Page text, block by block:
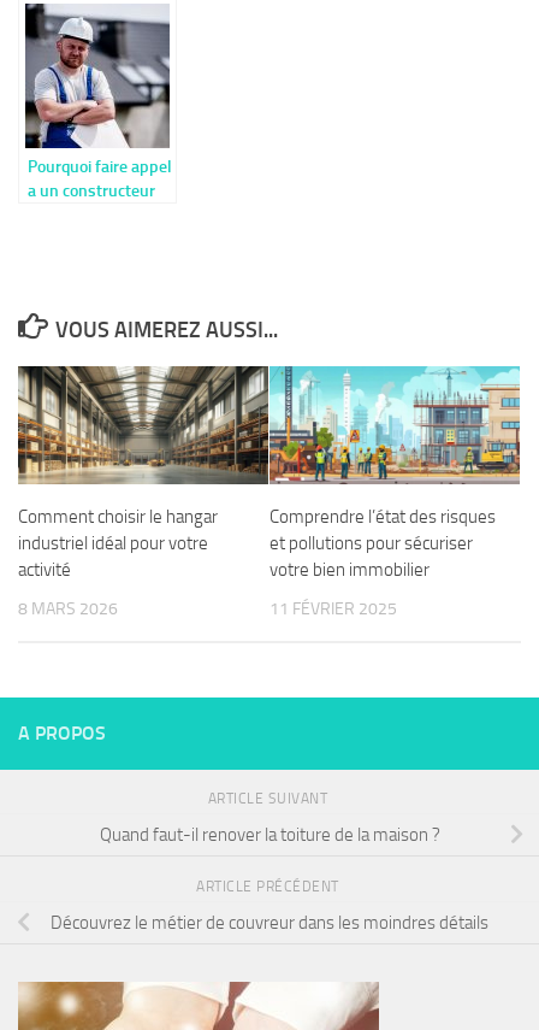
l’extérieur
Pourquoi faire appel
a un constructeur
VOUS AIMEREZ AUSSI...
Comment choisir le hangar
industriel idéal pour votre
activité
8 MARS 2026
Comprendre l’état des risques
et pollutions pour sécuriser
votre bien immobilier
11 FÉVRIER 2025
A PROPOS
ARTICLE SUIVANT
Quand faut-il renover la toiture de la maison ?
ARTICLE PRÉCÉDENT
Découvrez le métier de couvreur dans les moindres détails